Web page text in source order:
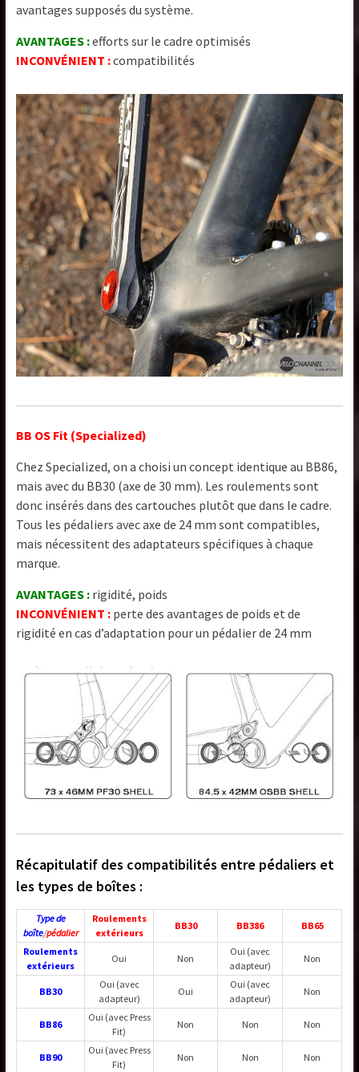
avantages supposés du système.
AVANTAGES :efforts sur le cadre optimisés
INCONVÉNIENT :compatibilités
BB OS Fit (Specialized)
Chez Specialized, on a choisi un concept identique au BB86,
mais avec du BB30 (axe de 30 mm). Les roulements sont
donc insérés dans des cartouches plutôt que dans le cadre.
Tous les pédaliers avec axe de 24 mm sont compatibles,
mais nécessitent des adaptateurs spécifiques à chaque
marque.
AVANTAGES : rigidité, poids
INCONVÉNIENT : perte des avantages de poids et de
rigidité en cas d’adaptation pour un pédalier de 24 mm
Récapitulatif des compatibilités entre pédaliers et
les types de boîtes :
Type de
boîte/pédalier
Roulements
extérieurs
BB30 BB386 BB65
Roulements
extérieurs
Oui Non
Oui (avec
adapteur)
Non
BB30
Oui (avec
adapteur)
Oui
Oui (avec
adapteur)
Non
BB86
Oui (avec Press
Fit)
Non Non Non
BB90
Oui (avec Press
Fit)
Non Non Non